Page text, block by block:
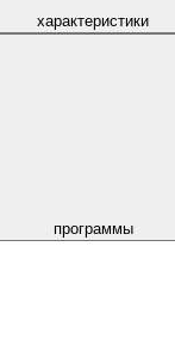
характеристики
программы